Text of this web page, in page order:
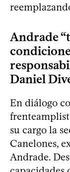
Andrade
Daniel
En diálogo
su cargo la
Canelones,
Andrade.